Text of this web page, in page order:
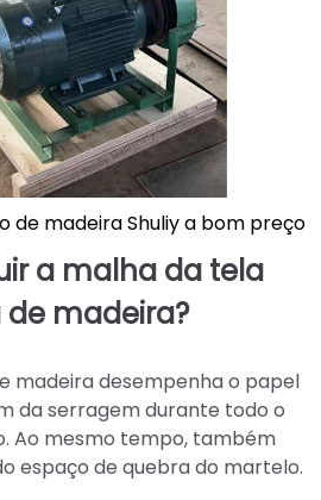
de madeira Shuliy a bom preço
a malha da tela
madeira?
madeira desempenha o papel
da serragem durante todo o
Ao mesmo tempo, também
espaço de quebra do martelo.